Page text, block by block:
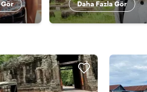
Gör Daha Fazla Gör